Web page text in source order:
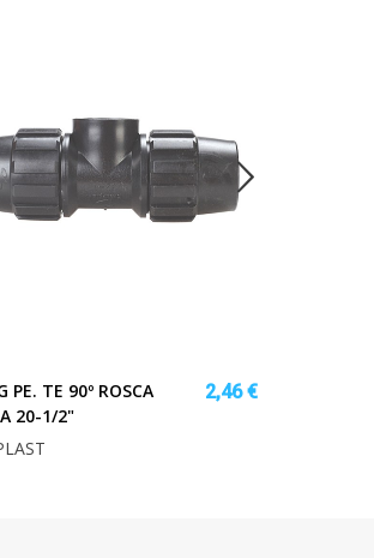
PE. TE 90º ROSCA
20-1/2"
2,46 €